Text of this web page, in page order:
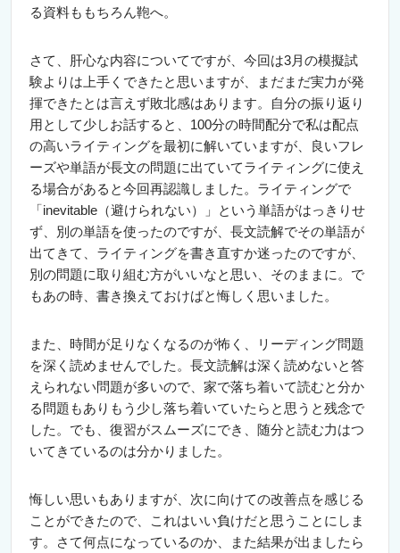
る資料ももちろん鞄へ。
さて、肝心な内容についてですが、今回は3月の模擬試
験よりは上手くできたと思いますが、まだまだ実力が発
揮できたとは言えず敗北感はあります。自分の振り返り
用として少しお話すると、100分の時間配分で私は配点
の高いライティングを最初に解いていますが、良いフレ
ーズや単語が長文の問題に出ていてライティングに使え
る場合があると今回再認識しました。ライティングで
「inevitable（避けられない）」という単語がはっきりせ
ず、別の単語を使ったのですが、長文読解でその単語が
出てきて、ライティングを書き直すか迷ったのですが、
別の問題に取り組む方がいいなと思い、そのままに。で
もあの時、書き換えておけばと悔しく思いました。
また、時間が足りなくなるのが怖く、リーディング問題
を深く読めませんでした。長文読解は深く読めないと答
えられない問題が多いので、家で落ち着いて読むと分か
る問題もありもう少し落ち着いていたらと思うと残念で
した。でも、復習がスムーズにでき、随分と読む力はつ
いてきているのは分かりました。
悔しい思いもありますが、次に向けての改善点を感じる
ことができたので、これはいい負けだと思うことにしま
す。さて何点になっているのか、また結果が出ましたら